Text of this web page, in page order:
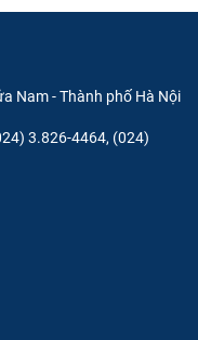
Nam - Thành phố Hà Nội
3.826-4464, (024)